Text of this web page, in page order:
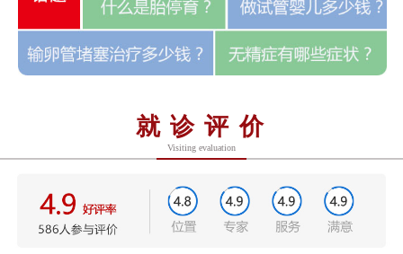
就诊评价
Visiting evaluation